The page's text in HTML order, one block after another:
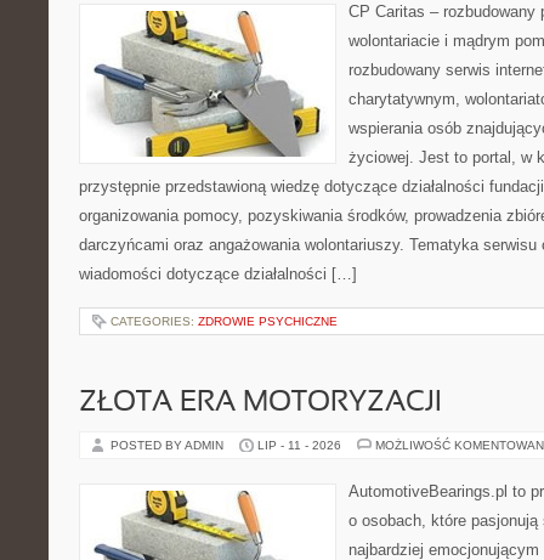
CP Caritas – rozbudowany
wolontariacie i mądrym
rozbudowany serwis
charytatywnym,
wspierania osób
życiowej. Jest to portal, w
przystępnie przedstawioną wiedzę dotyczące działalności
organizowania pomocy, pozyskiwania środków, prowadzenia
darczyńcami oraz angażowania wolontariuszy. Tematyka
wiadomości dotyczące działalności […]
CATEGORIES: ZDROWIE PSYCHICZNE
ZŁOTA ERA MOTORYZACJI
POSTED BY ADMIN LIP - 11 - 2026 MOŻLIWOŚĆ
AutomotiveBearings.pl to
o osobach, które
najbardziej